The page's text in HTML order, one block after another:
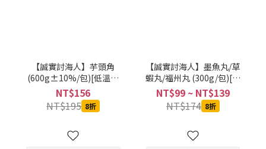
【誠實討海人】芋頭角
(600g±10%/包)[低溫配
送]
NT$156
NT$195 8折
【誠實討海人】墨魚丸/草
蝦丸/福州丸 (300g/包)[低
溫配送]
NT$99 ~ NT$139
NT$174 8折